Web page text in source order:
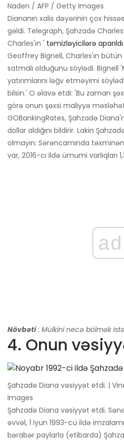
Naden / AFP / Getty Images
Diananın xalis dəyərinin çox
gəldi. Telegraph, Şahzadə
Charles'ın ' təmizləyicilərə aparıldı
Geoffrey Bignell, Charles'ın
satmalı olduğunu söylədi. Bignell
yatırımlarını ləğv etməyimi
bilsin.' O əlavə etdi: 'Bu zaman
görə onun şəxsi maliyyə
GOBankingRates, Şahzadə
dollar aldığını bildirir. Lakin
olmayın: Sərəncamında
var, 2016-cı ildə ümumi varlıqları
ad
Növbəti : Mülkini necə bölmək
4. Onun
Şahzadə Diana vəsiyyət etdi. |
Images
Şahzadə Diana vəsiyyət etdi.
əvvəl, 1 iyun 1993-cü ildə
bərabər paylarla (etibarda)